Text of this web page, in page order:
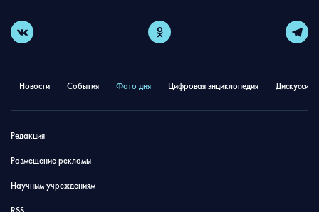
Новости События Фото дня Цифровая энциклопедия
Редакция
Размещение рекламы
Научным учреждениям